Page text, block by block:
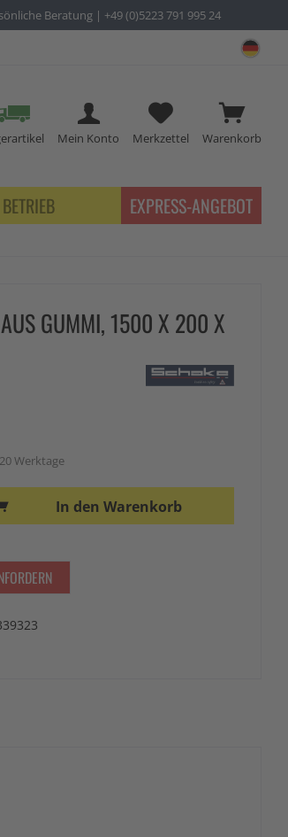
Beratung | +49 (0)5223 791 995 24
Warenkorb
Merkzettel
Mein Konto
BETRIEB EXPRESS-ANGEBOT
GUMMI, 1500 X 200 X
Werktage
In den Warenkorb